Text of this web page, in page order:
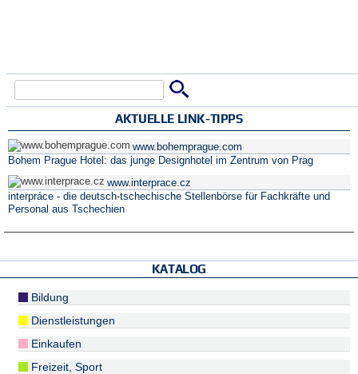
Suchformular
AKTUELLE LINK-TIPPS
www.bohemprague.com
Bohem Prague Hotel: das junge Designhotel im Zentrum von Prag
www.interprace.cz
interpráce - die deutsch-tschechische Stellenbörse für Fachkräfte und
Personal aus Tschechien
KATALOG
Bildung
Dienstleistungen
Einkaufen
Freizeit, Sport